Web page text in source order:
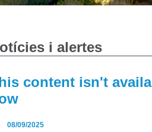
i alertes
content isn't
08/09/2025